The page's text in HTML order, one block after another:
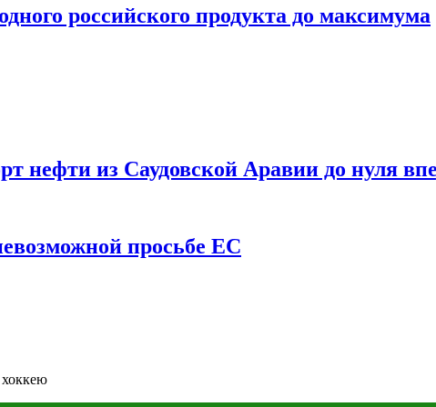
российского продукта до максимума
нефти из Саудовской Аравии до нуля
просьбе ЕС